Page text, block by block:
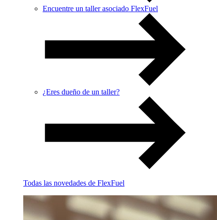
Encuentre un taller asociado FlexFuel
¿Eres dueño de un taller?
Todas las novedades de FlexFuel